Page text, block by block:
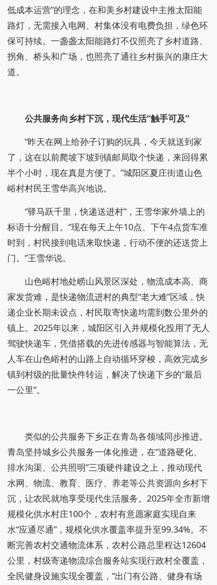
低成本运营”的理念，在和美乡村建设中主推太阳能
路灯，无需接入电网、村集体没有电费负担，绿色环
保可持续。一盏盏太阳能路灯不仅照亮了乡村道路、
拐角、桥头和广场，也照亮了通往乡村振兴的康庄大
道。
公共服务向乡村下沉，现代生活“触手可及”
“昨天在网上给孙子订购的玩具，今天就送到家
了，这在以前爬坡下坡到镇邮局取个快递，来回得累
半个小时，现在真是方便了。”城阳区夏庄街道山色
峪村村民王雪华高兴地说。
“驿马跃千里，快递送进村”，王雪华家外墙上的
标语十分醒目。“现在每天上午10点、下午4点货车准
时到，村民接到电话来取快递，行动不便的还送货上
门。”王雪华说。
山色峪村地处崂山风景区深处，物流成本高、商
家发货难，是快递物流进村的典型“老大难”区域，快
递企业长期未设点，村民取寄快递均需到数公里外的
镇上。2025年以来，城阳区引入并规模化投用了无人
驾驶快递车，凭借搭载的先进传感器与智能算法，无
人车在山色峪村的山路上自动循环穿梭，高效完成乡
镇到村级的批量快件转运，解决了快递下乡的“最后
一公里”。
类似的公共服务下乡正在青岛各领域同步推进。
青岛坚持城乡公共服务一体化推进，在“道路硬化、
排水沟渠、公共照明”三项硬件建设之上，推动现代
水网、物流、教育、医疗、养老等公共资源向乡村下
沉，让农民就地享受现代生活服务。2025年全市新增
规模化供水村庄100个，农村有意愿家庭实现自来
水“应通尽通”，规模化供水覆盖率提升至99.34%。不
断完善农村交通物流体系，农村公路总里程达12604
公里，村级寄递物流综合服务站实现行政村全覆盖，
全民健身设施实现全覆盖，“出门有公路、健身有场